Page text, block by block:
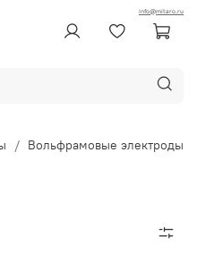
info@mitaro.ru
Вольфрамовые электроды